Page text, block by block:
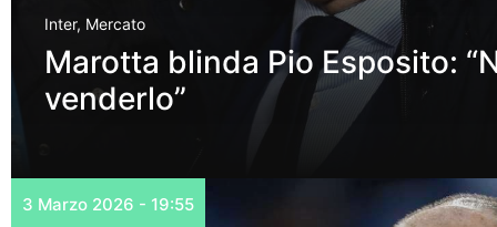
Inter, Mercato
Marotta blinda Pio Esposito:
venderlo”
3 Marzo 2026 - 19:55